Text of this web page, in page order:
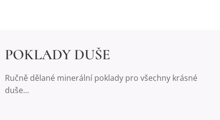
POKLADY DUŠE
Ručně dělané minerální poklady pro všechny krásné
duše...